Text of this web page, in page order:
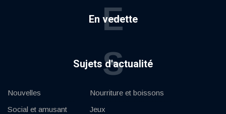
En vedette
E
Sujets d'actualité
S
Nouvelles
Social et amusant
Nourriture et boissons
Jeux